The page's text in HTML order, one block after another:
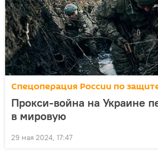
Спецоперация России по
Прокси-война на Украине
в мировую
29 мая 2024, 17:47